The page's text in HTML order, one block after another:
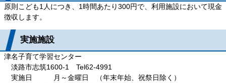
原則こども1人につき、1時間あたり300円で、利用施設において現金
徴収します。
実施施設
津名子育て学習センター
淡路市志筑1600-1 Tel62-4991
実施日 月～金曜日 （年末年始、祝祭日除く）